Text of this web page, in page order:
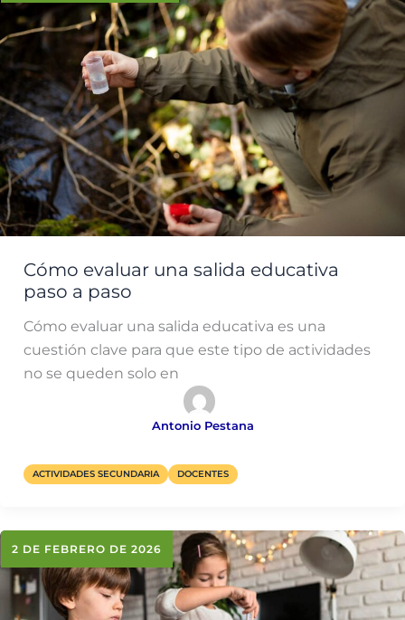
Cómo evaluar una salida educativa
paso a paso
Cómo evaluar una salida educativa es una
cuestión clave para que este tipo de actividades
no se queden solo en
Antonio Pestana
ACTIVIDADES SECUNDARIA DOCENTES
2 DE FEBRERO DE 2026